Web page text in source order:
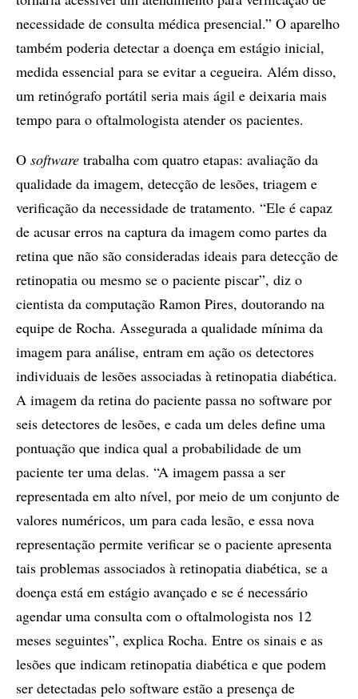
necessidade de consulta médica presencial.” O aparelho
também poderia detectar a doença em estágio inicial,
medida essencial para se evitar a cegueira. Além disso,
um retinógrafo portátil seria mais ágil e deixaria mais
tempo para o oftalmologista atender os pacientes.
O software trabalha com quatro etapas: avaliação da
qualidade da imagem, detecção de lesões, triagem e
verificação da necessidade de tratamento. “Ele é capaz
de acusar erros na captura da imagem como partes da
retina que não são consideradas ideais para detecção de
retinopatia ou mesmo se o paciente piscar”, diz o
cientista da computação Ramon Pires, doutorando na
equipe de Rocha. Assegurada a qualidade mínima da
imagem para análise, entram em ação os detectores
individuais de lesões associadas à retinopatia diabética.
A imagem da retina do paciente passa no software por
seis detectores de lesões, e cada um deles define uma
pontuação que indica qual a probabilidade de um
paciente ter uma delas. “A imagem passa a ser
representada em alto nível, por meio de um conjunto de
valores numéricos, um para cada lesão, e essa nova
representação permite verificar se o paciente apresenta
tais problemas associados à retinopatia diabética, se a
doença está em estágio avançado e se é necessário
agendar uma consulta com o oftalmologista nos 12
meses seguintes”, explica Rocha. Entre os sinais e as
lesões que indicam retinopatia diabética e que podem
ser detectadas pelo software estão a presença de